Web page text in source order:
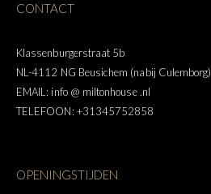
CONTACT
Klassenburgerstraat 5b
NL-4112 NG Beusichem (nabij Culemborg)
EMAIL: info @ miltonhouse .nl
TELEFOON: +31345752858
OPENINGSTIJDEN